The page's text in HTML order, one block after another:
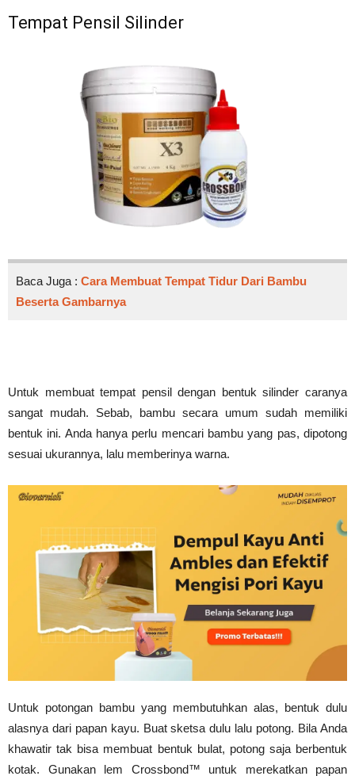
Tempat Pensil Silinder
Baca Juga : Cara Membuat Tempat Tidur Dari Bambu
Beserta Gambarnya
Untuk membuat tempat pensil dengan bentuk silinder caranya
sangat mudah. Sebab, bambu secara umum sudah memiliki
bentuk ini. Anda hanya perlu mencari bambu yang pas, dipotong
sesuai ukurannya, lalu memberinya warna.
Untuk potongan bambu yang membutuhkan alas, bentuk dulu
alasnya dari papan kayu. Buat sketsa dulu lalu potong. Bila Anda
khawatir tak bisa membuat bentuk bulat, potong saja berbentuk
kotak. Gunakan lem Crossbond™ untuk merekatkan papan